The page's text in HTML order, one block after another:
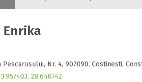
Enrika
Pescarusului, Nr. 4, 907090, Costinesti,
28.640742
Numar